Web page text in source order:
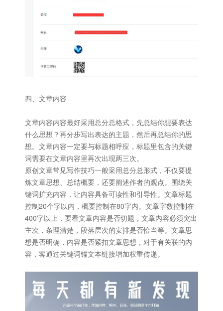
四、文章内容
文章内容内容最好采用总分总格式，先总结你想要表达
什么思想？再分步写出表达的主题，然后再总结你的思
想。文章内容一定要与标题相呼应，标题里包含的关键
词需要在文章内容里再次出现两三次。
原创文章常见写作技巧一般采用总分总形式，不仅要提
炼文章思想、总结概要，还要阐述作者的观点。围绕关
键词扩充内容，让内容具备可读性和引导性。文章标题
控制20个字以内，概要控制在80字内。文章字数控制在
400字以上，要看文章内容是否切题，文章内容必须突出
主次，条理清楚，段落层次的安排是否恰当等。文章思
想是否明确，内容是否紧扣文章思想，对于有关联的内
容，客通过关键词锚文本链接增加权重传递。